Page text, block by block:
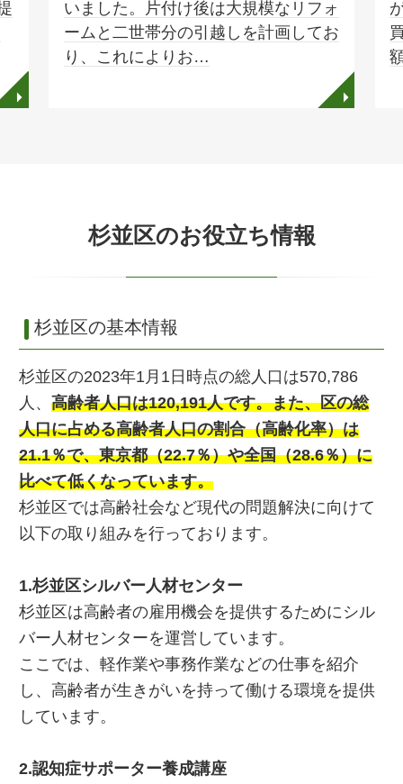
◥
いました。片付け後は大規模なリフォ
ームと二世帯分の引越しを計画してお
り、これによりお…
◥
杉並区のお役立ち情報
杉並区の基本情報
杉並区の2023年1月1日時点の総人口は570,786
人、 高齢者人口は120,191人です。また、区の総
人口に占める高齢者人口の割合（高齢化率）は
21.1％で、東京都（22.7％）や全国（28.6％）に
比べて低くなっています。
杉並区では高齢社会など現代の問題解決に向けて
以下の取り組みを行っております。
1.杉並区シルバー人材センター
杉並区は高齢者の雇用機会を提供するためにシル
バー人材センターを運営しています。
ここでは、軽作業や事務作業などの仕事を紹介
し、高齢者が生きがいを持って働ける環境を提供
しています。
2.認知症サポーター養成講座